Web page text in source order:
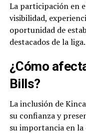
La participación en
visibilidad,
oportunidad de
destacados de la liga.
¿Cómo
Bills?
La inclusión de
su confianza y
su importancia en